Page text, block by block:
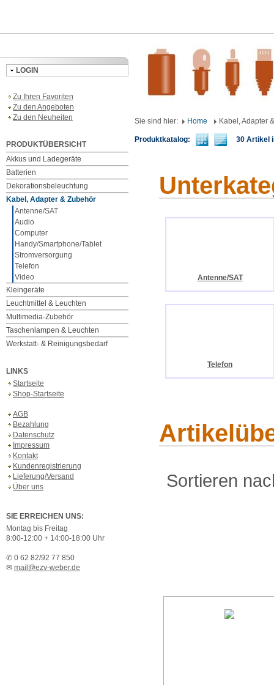
LOGIN
Zu Ihren Favoriten
Zu den Angeboten
Zu den Neuheiten
PRODUKTÜBERSICHT
Akkus und Ladegeräte
Batterien
Dekorationsbeleuchtung
Kabel, Adapter & Zubehör
Antenne/SAT
Audio
Computer
Handy/Smartphone/Tablet
Stromversorgung
Telefon
Video
Kleingeräte
Leuchtmittel & Leuchten
Multimedia-Zubehör
Taschenlampen & Leuchten
Werkstatt- & Reinigungsbedarf
LINKS
Startseite
Shop-Startseite
AGB
Bezahlung
Datenschutz
Impressum
Kontakt
Kundenregistrierung
Lieferung/Versand
Über uns
SIE ERREICHEN UNS:
Montag bis Freitag
8:00-12:00 + 14:00-18:00 Uhr
✆ 0 62 82/92 77 850
✉ mail@ezv-weber.de
Sie sind hier: Home Kabel, Adapter
Produktkatalog: 30 Artikel
Antenne/SAT
Telefon
Sortieren